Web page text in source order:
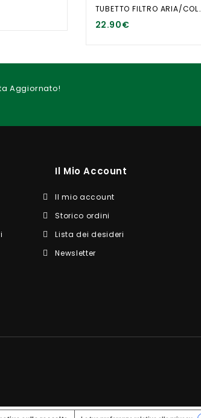
TUBETTO FILTRO
22.90€
Aggiornato!
Il Mio Account
Il mio account
Storico ordini
Lista dei desideri
Newsletter